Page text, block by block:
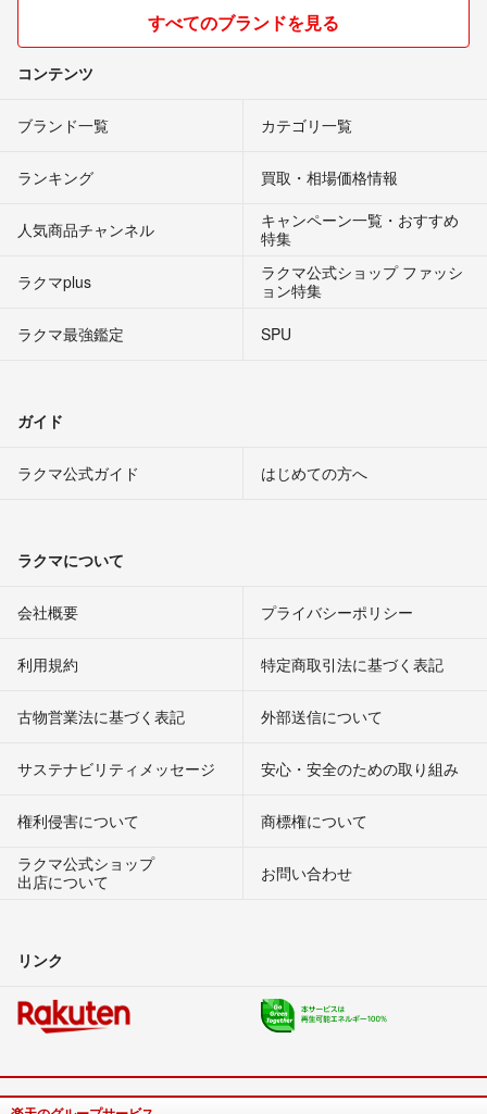
すべてのブランドを見る
コンテンツ
ブランド一覧 カテゴリ一覧
ランキング 買取・相場価格情報
人気商品チャンネル
キャンペーン一覧・おすすめ
特集
ラクマplus
ラクマ公式ショップ ファッシ
ョン特集
ラクマ最強鑑定
SPU
ガイド
ラクマ公式ガイド はじめての方へ
ラクマについて
会社概要 プライバシーポリシー
利用規約 特定商取引法に基づく表記
古物営業法に基づく表記 外部送信について
サステナビリティメッセージ 安心・安全のための取り組み
権利侵害について
商標権について
ラクマ公式ショップ
出店について
お問い合わせ
リンク